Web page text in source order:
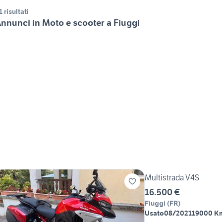
risultati
in Moto e scooter a Fiuggi
Multistrada V4S
16.500 €
Fiuggi (FR)
Usato08/202119000